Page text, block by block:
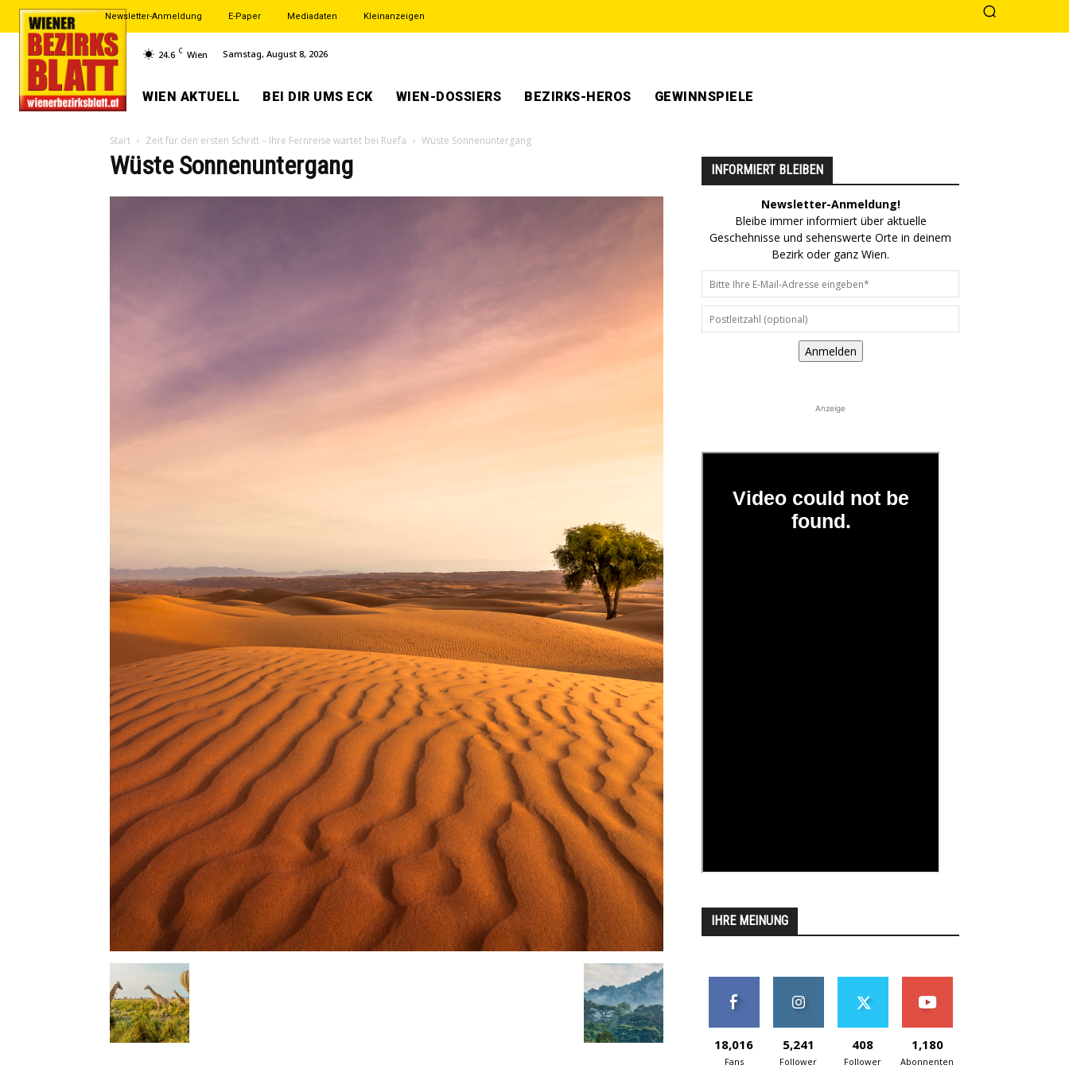
Newsletter-Anmeldung E-Paper Mediadaten Kleinanzeigen
24.6 C Wien Samstag, August 8, 2026
WIEN AKTUELL BEI DIR UMS ECK WIEN-DOSSIERS BEZIRKS-HEROS GEWINNSPIELE
Start Zeit für den ersten Schritt – Ihre Fernreise wartet bei Ruefa Wüste Sonnenuntergang
Wüste Sonnenuntergang INFORMIERT BLEIBEN
Newsletter-Anmeldung!
Bleibe immer informiert über aktuelle
Geschehnisse und sehenswerte Orte in deinem
Bezirk oder ganz Wien.
Anmelden
Anzeige
IHRE MEINUNG
18,016
Fans
5,241
Follower
408
Follower
1,180
Abonnenten